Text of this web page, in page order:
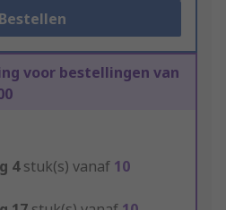
voor bestellingen van
4stuk(s) vanaf 10